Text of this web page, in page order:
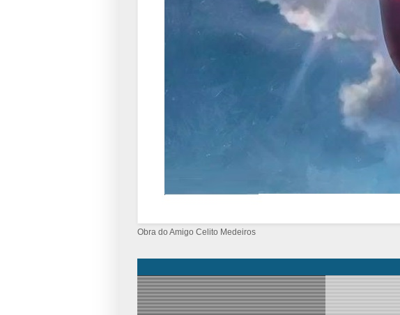
Obra do Amigo Celito Medeiros